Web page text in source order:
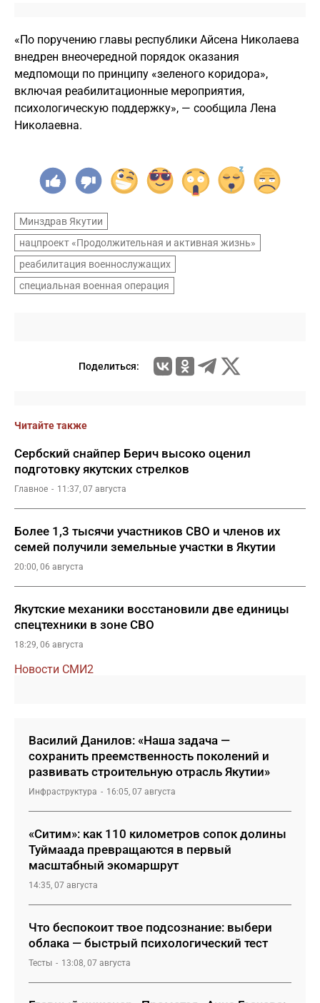
«По поручению главы республики Айсена Николаева
внедрен внеочередной порядок оказания
медпомощи по принципу «зеленого коридора»,
включая реабилитационные мероприятия,
психологическую поддержку», — сообщила Лена
Николаевна.
Минздрав Якутии
нацпроект «Продолжительная и активная жизнь»
реабилитация военнослужащих
специальная военная операция
Поделиться:
Читайте также
Сербский снайпер Берич высоко оценил
подготовку якутских стрелков
Главное 11:37, 07 августа
Более 1,3 тысячи участников СВО и членов их
семей получили земельные участки в Якутии
20:00, 06 августа
Якутские механики восстановили две единицы
спецтехники в зоне СВО
18:29, 06 августа
Новости СМИ2
Василий Данилов: «Наша задача —
сохранить преемственность поколений и
развивать строительную отрасль Якутии»
Инфраструктура 16:05, 07 августа
«Ситим»: как 110 километров сопок долины
Туймаада превращаются в первый
масштабный экомаршрут
14:35, 07 августа
Что беспокоит твое подсознание: выбери
облака — быстрый психологический тест
Тесты 13:08, 07 августа